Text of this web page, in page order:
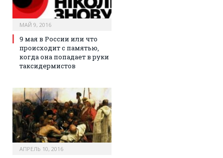
МАЙ 9, 2016
9 мая в России или что
происходит с памятью,
когда она попадает в руки
таксидермистов
АПРЕЛЬ 10, 2016